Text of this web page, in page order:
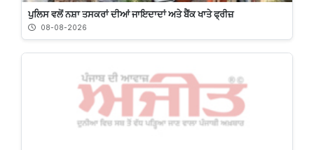
ਪੁਲਿਸ ਵਲੋਂ ਨਸ਼ਾ ਤਸਕਰਾਂ ਦੀਆਂ ਜਾਇਦਾਦਾਂ ਅਤੇ ਬੈਂਕ ਖਾਤੇ ਫ੍ਰੀਜ਼
08-08-2026